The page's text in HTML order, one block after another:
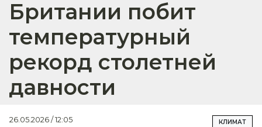
Британии побит
температурный
рекорд столетней
давности
26.05.2026 / 12:05 КЛИМАТ